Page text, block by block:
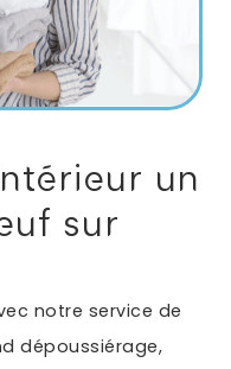
un
sur
notre service de
dépoussiérage,
du besoin